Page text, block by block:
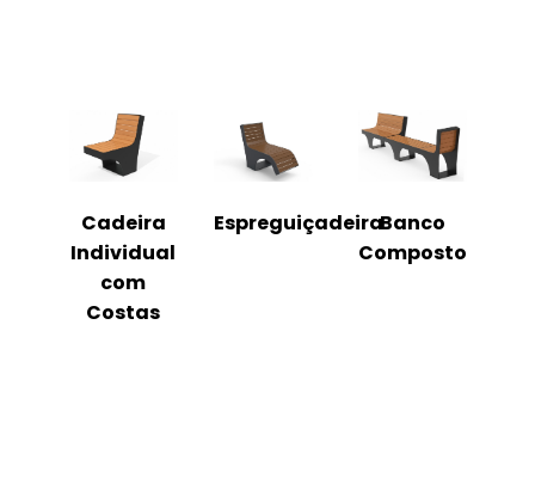
Cadeira
Individual
com
Costas
EspreguiçadeiraBanco
Composto